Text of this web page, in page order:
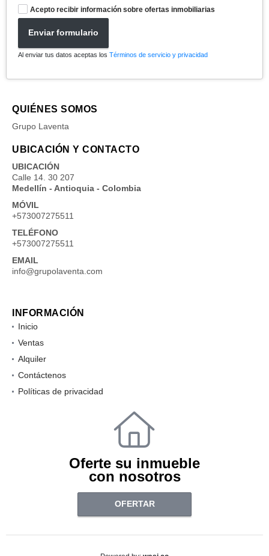
Acepto recibir información sobre ofertas inmobiliarias
Enviar formulario
Al enviar tus datos aceptas los Términos de servicio y privacidad
QUIÉNES SOMOS
Grupo Laventa
UBICACIÓN Y CONTACTO
UBICACIÓN
Calle 14. 30 207
Medellín - Antioquia - Colombia
MÓVIL
+573007275511
TELÉFONO
+573007275511
EMAIL
info@grupolaventa.com
INFORMACIÓN
Inicio
Ventas
Alquiler
Contáctenos
Políticas de privacidad
Oferte su inmueble
con nosotros
OFERTAR